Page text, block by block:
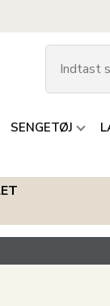
SENGETØJ